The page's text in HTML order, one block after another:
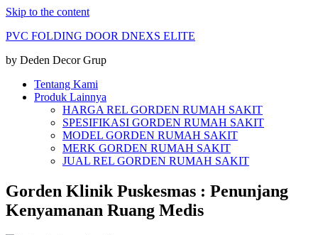
Skip to the content
PVC FOLDING DOOR DNEXS ELITE
by Deden Decor Grup
Tentang Kami
Produk Lainnya
HARGA REL GORDEN RUMAH SAKIT
SPESIFIKASI GORDEN RUMAH SAKIT
MODEL GORDEN RUMAH SAKIT
MERK GORDEN RUMAH SAKIT
JUAL REL GORDEN RUMAH SAKIT
Gorden Klinik Puskesmas : Penunjang
Kenyamanan Ruang Medis